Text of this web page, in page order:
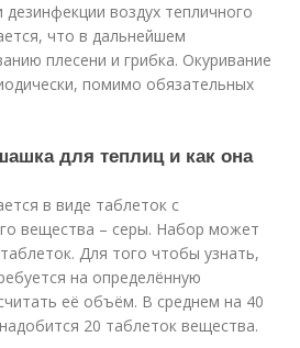
воздух тепличного
что в дальнейшем
плесени и грибка. Окуривание
помимо обязательных
для теплиц и как она
в виде таблеток с
вещества – серы. Набор может
Для того чтобы узнать,
на определённую
её объём. В среднем на 40
20 таблеток вещества.